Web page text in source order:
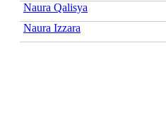
Naura Qalisya
Naura Izzara